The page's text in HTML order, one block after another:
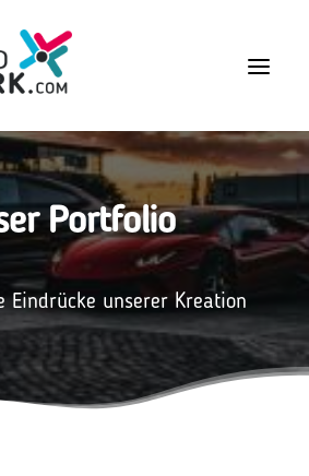
Portfolio
Eindrücke unserer Kreation